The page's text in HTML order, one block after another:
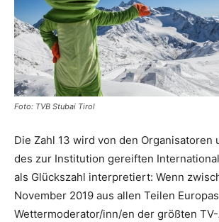
Foto: TVB Stubai Tirol
Die Zahl 13 wird von den Organisatoren
des zur Institution gereiften
als Glückszahl interpretiert: Wenn
November 2019 aus allen Teilen
Wettermoderator/inn/en der größten